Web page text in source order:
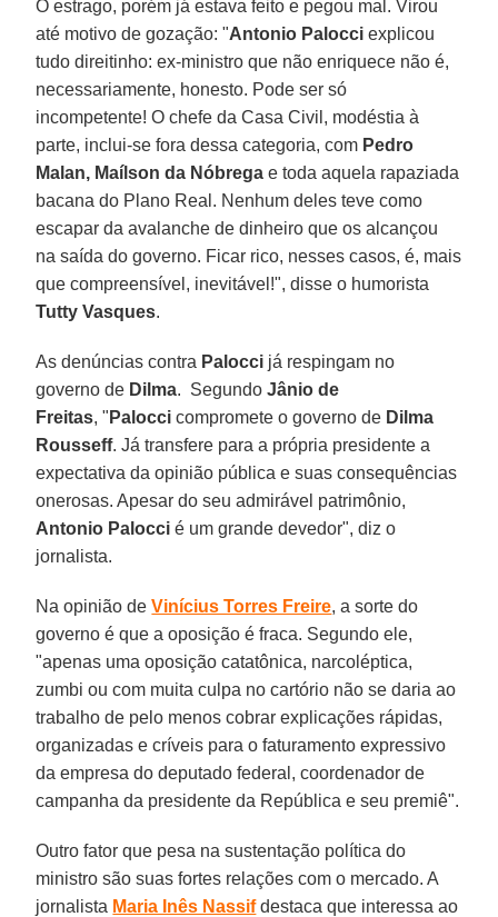
O estrago, porém já estava feito e pegou mal. Virou
até motivo de gozação: "Antonio Palocci explicou
tudo direitinho: ex-ministro que não enriquece não é,
necessariamente, honesto. Pode ser só
incompetente! O chefe da Casa Civil, modéstia à
parte, inclui-se fora dessa categoria, com Pedro
Malan, Maílson da Nóbrega e toda aquela rapaziada
bacana do Plano Real. Nenhum deles teve como
escapar da avalanche de dinheiro que os alcançou
na saída do governo. Ficar rico, nesses casos, é, mais
que compreensível, inevitável!", disse o humorista
Tutty Vasques.
As denúncias contra Palocci já respingam no
governo de Dilma. SegundoJânio de
Freitas, " Palocci compromete o governo de Dilma
Rousseff. Já transfere para a própria presidente a
expectativa da opinião pública e suas consequências
onerosas. Apesar do seu admirável patrimônio,
Antonio Palocci é um grande devedor", diz o
jornalista.
Na opinião deVinícius Torres Freire, a sorte do
governo é que a oposição é fraca. Segundo ele,
"apenas uma oposição catatônica, narcoléptica,
zumbi ou com muita culpa no cartório não se daria ao
trabalho de pelo menos cobrar explicações rápidas,
organizadas e críveis para o faturamento expressivo
da empresa do deputado federal, coordenador de
campanha da presidente da República e seu premiê".
Outro fator que pesa na sustentação política do
ministro são suas fortes relações com o mercado. A
jornalista Maria Inês Nassifdestaca que interessa ao